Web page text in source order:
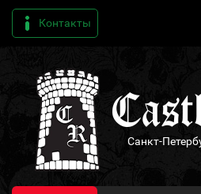
Контакты
Санкт-